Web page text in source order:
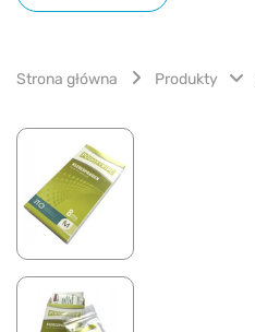
Strona główna Produkty